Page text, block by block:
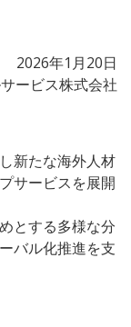
2026年1月20日
ービス株式会社
新たな海外人材
サービスを展開
とする多様な分
バル化推進を支